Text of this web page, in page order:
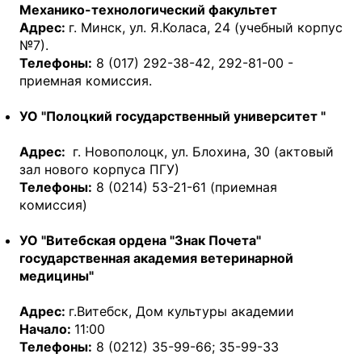
Механико-технологический факультет
Адрес: г. Минск, ул. Я.Коласа, 24 (учебный корпус
№7).
Телефоны: 8 (017) 292-38-42, 292-81-00 -
приемная комиссия.
УО "Полоцкий государственный университет "
Адрес: г. Новополоцк, ул. Блохина, 30 (актовый
зал нового корпуса ПГУ)
Телефоны: 8 (0214) 53-21-61 (приемная
комиссия)
УО "Витебская ордена "Знак Почета"
государственная академия ветеринарной
медицины"
Адрес: г.Витебск, Дом культуры академии
Начало: 11:00
Телефоны: 8 (0212) 35-99-66; 35-99-33